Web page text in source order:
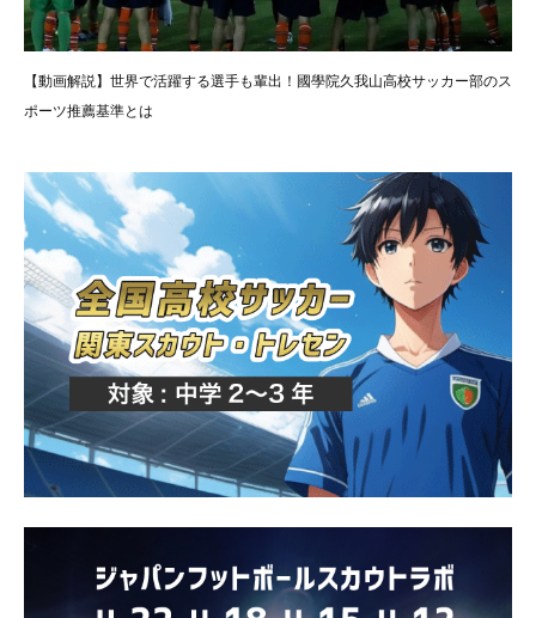
【動画解説】世界で活躍する選手も輩出！國學院久我山高校サッカー部のス
ポーツ推薦基準とは